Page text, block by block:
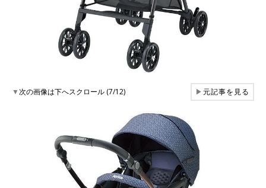
▼次の画像は下へスクロール (7/12) ▶元記事を見る